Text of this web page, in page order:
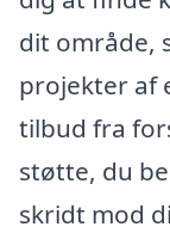
dit område,
projekter af
tilbud fra
støtte, du
skridt mod